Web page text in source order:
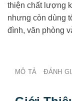
thiện chất lượng
nhưng còn dùng
đình, văn phòng
MÔ TẢ ĐÁNH